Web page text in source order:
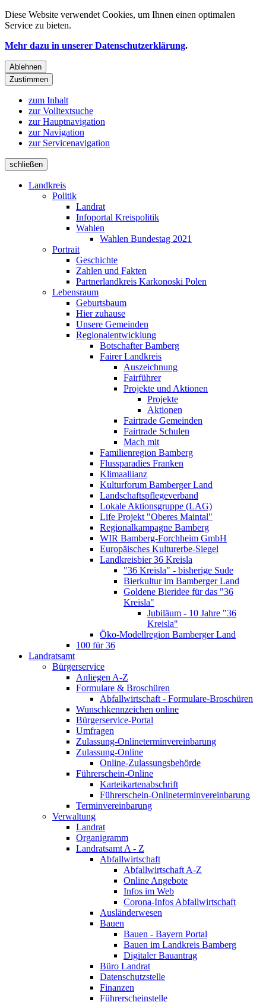
Diese Website verwendet Cookies, um Ihnen einen optimalen
Service zu bieten.
Mehr dazu in unserer Datenschutzerklärung.
Ablehnen
Zustimmen
zum Inhalt
zur Volltextsuche
zur Hauptnavigation
zur Navigation
zur Servicenavigation
schließen
Landkreis
Politik
Landrat
Infoportal Kreispolitik
Wahlen
Wahlen Bundestag 2021
Portrait
Geschichte
Zahlen und Fakten
Partnerlandkreis Karkonoski Polen
Lebensraum
Geburtsbaum
Hier zuhause
Unsere Gemeinden
Regionalentwicklung
Botschafter Bamberg
Fairer Landkreis
Auszeichnung
Fairführer
Projekte und Aktionen
Projekte
Aktionen
Fairtrade Gemeinden
Fairtrade Schulen
Mach mit
Familienregion Bamberg
Flussparadies Franken
Klimaallianz
Kulturforum Bamberger Land
Landschaftspflegeverband
Lokale Aktionsgruppe (LAG)
Life Projekt "Oberes Maintal"
Regionalkampagne Bamberg
WIR Bamberg-Forchheim GmbH
Europäisches Kulturerbe-Siegel
Landkreisbier 36 Kreisla
"36 Kreisla" - bisherige Sude
Bierkultur im Bamberger Land
Goldene Bieridee für das "36
Kreisla"
Jubiläum - 10 Jahre "36
Kreisla"
Öko-Modellregion Bamberger Land
100 für 36
Landratsamt
Bürgerservice
Anliegen A-Z
Formulare & Broschüren
Abfallwirtschaft - Formulare-Broschüren
Wunschkennzeichen online
Bürgerservice-Portal
Umfragen
Zulassung-Onlineterminvereinbarung
Zulassung-Online
Online-Zulassungsbehörde
Führerschein-Online
Karteikartenabschrift
Führerschein-Onlineterminvereinbarung
Terminvereinbarung
Verwaltung
Landrat
Organigramm
Landratsamt A - Z
Abfallwirtschaft
Abfallwirtschaft A-Z
Online Angebote
Infos im Web
Corona-Infos Abfallwirtschaft
Ausländerwesen
Bauen
Bauen - Bayern Portal
Bauen im Landkreis Bamberg
Digitaler Bauantrag
Büro Landrat
Datenschutzstelle
Finanzen
Führerscheinstelle